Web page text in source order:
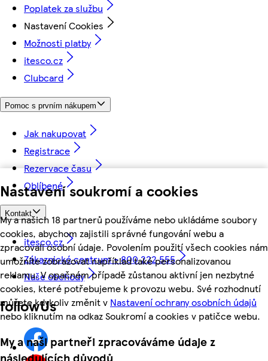
Nastavení soukromí a cookies
My a našich 18 partnerů používáme nebo ukládáme soubory
cookies, abychom zajistili správné fungování webu a
zpracovali osobní údaje. Povolením použití všech cookies nám
umožníte zobrazovat například také personalizovanou
reklamu. V opačném případě zůstanou aktivní jen nezbytné
cookies, které potřebujeme k provozu webu. Své rozhodnutí
můžete kdykoliv změnit v Nastavení ochrany osobních údajů
nebo kliknutím na odkaz Soukromí a cookies v patičce webu.
My a naši partneři zpracováváme údaje z
Poplatek za službu
Nastavení Cookies
Možnosti platby
itesco.cz
Clubcard
Pomoc s prvním nákupem
Jak nakupovat
Registrace
Rezervace času
Oblíbené
Kontakt
itesco.cz
Zákaznické centrum - 800 222 555
Naše obchody
followUs